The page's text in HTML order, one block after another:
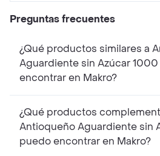
Preguntas frecuentes
¿Qué productos similares a
Aguardiente sin Azúcar
encontrar en Makro?
¿Qué productos
Antioqueño Aguardiente sin
puedo encontrar en Makro?